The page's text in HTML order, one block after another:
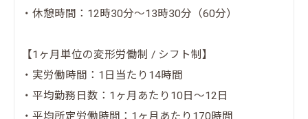
・休憩時間：12時30分～13時30分（60分）
【1ヶ月単位の変形労働制 / シフト制】
・実労働時間：1日当たり14時間
・平均勤務日数：1ヶ月あたり10日～12日
・平均所定労働時間：1ヶ月あたり170時間